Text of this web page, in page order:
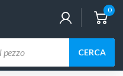
0
CERCA